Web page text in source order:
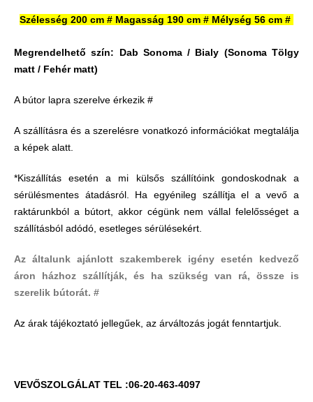
Szélesség 200 cm # Magasság 190 cm # Mélység 56 cm #
Megrendelhető szín: Dab Sonoma / Bialy (Sonoma Tölgy
matt / Fehér matt)
A bútor lapra szerelve érkezik #
A szállításra és a szerelésre vonatkozó információkat megtalálja
a képek alatt.
*Kiszállítás esetén a mi külsős szállítóink gondoskodnak a
sérülésmentes átadásról. Ha egyénileg szállítja el a vevő a
raktárunkból a bútort, akkor cégünk nem vállal felelősséget a
szállításból adódó, esetleges sérülésekért.
Az általunk ajánlott szakemberek igény esetén kedvező
áron házhoz szállítják, és ha szükség van rá, össze is
szerelik bútorát. #
Az árak tájékoztató jellegűek, az árváltozás jogát fenntartjuk.
VEVŐSZOLGÁLAT TEL :06-20-463-4097